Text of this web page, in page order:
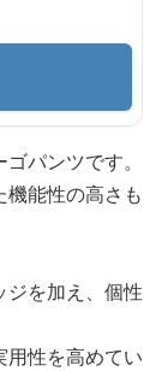
パンツです。
能性の高さも
ジを加え、個性
用性を高めてい